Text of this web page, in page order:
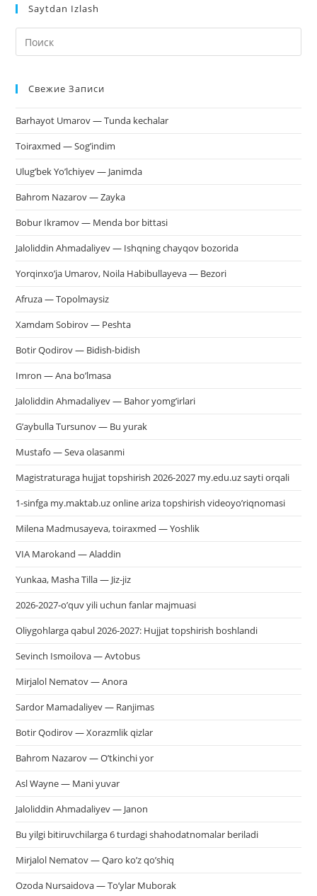
Saytdan Izlash
Свежие Записи
Barhayot Umarov — Tunda kechalar
Toiraxmed — Sog’indim
Ulug’bek Yo’lchiyev — Janimda
Bahrom Nazarov — Zayka
Bobur Ikramov — Menda bor bittasi
Jaloliddin Ahmadaliyev — Ishqning chayqov bozorida
Yorqinxo’ja Umarov, Noila Habibullayeva — Bezori
Afruza — Topolmaysiz
Xamdam Sobirov — Peshta
Botir Qodirov — Bidish-bidish
Imron — Ana bo’lmasa
Jaloliddin Ahmadaliyev — Bahor yomg’irlari
G’aybulla Tursunov — Bu yurak
Mustafo — Seva olasanmi
Magistraturaga hujjat topshirish 2026-2027 my.edu.uz sayti orqali
1-sinfga my.maktab.uz online ariza topshirish videoyo’riqnomasi
Milena Madmusayeva, toiraxmed — Yoshlik
VIA Marokand — Aladdin
Yunkaa, Masha Tilla — Jiz-jiz
2026-2027-o’quv yili uchun fanlar majmuasi
Oliygohlarga qabul 2026-2027: Hujjat topshirish boshlandi
Sevinch Ismoilova — Avtobus
Mirjalol Nematov — Anora
Sardor Mamadaliyev — Ranjimas
Botir Qodirov — Xorazmlik qizlar
Bahrom Nazarov — O’tkinchi yor
Asl Wayne — Mani yuvar
Jaloliddin Ahmadaliyev — Janon
Bu yilgi bitiruvchilarga 6 turdagi shahodatnomalar beriladi
Mirjalol Nematov — Qaro ko’z qo’shiq
Ozoda Nursaidova — To’ylar Muborak